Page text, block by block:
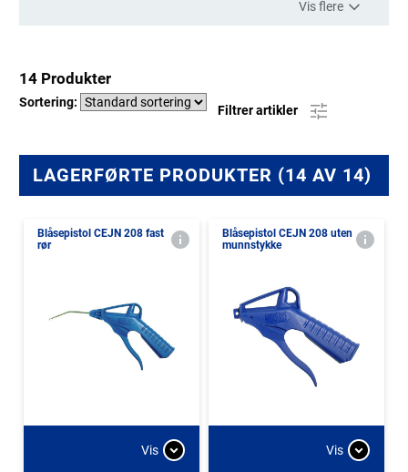
Vis flere
14 Produkter
Sortering:
Filtrer artikler
LAGERFØRTE PRODUKTER (14 AV 14)
Blåsepistol CEJN 208 fast
rør
Vis
Blåsepistol CEJN 208 uten
munnstykke
Vis